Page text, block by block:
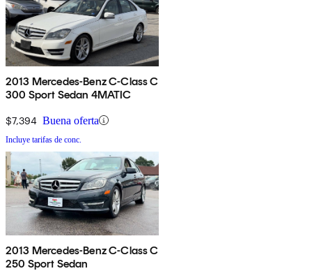
2013 Mercedes-Benz C-Class C
300 Sport Sedan 4MATIC
$7,394 Buena oferta
Incluye tarifas de conc.
2013 Mercedes-Benz C-Class C
250 Sport Sedan